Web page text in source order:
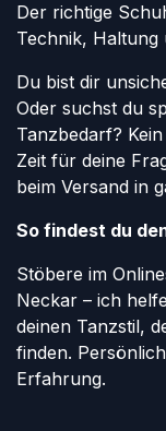
Der richtige
Technik, Haltung
Du bist dir
Oder suchst du
Tanzbedarf?
Zeit für deine
beim Versand in
So findest du
Stöbere im
Neckar – ich
deinen Tanzstil,
finden.
Erfahrung.